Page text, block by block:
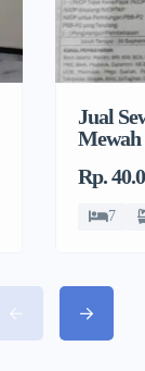
Jual
Mewah
Rp.
7